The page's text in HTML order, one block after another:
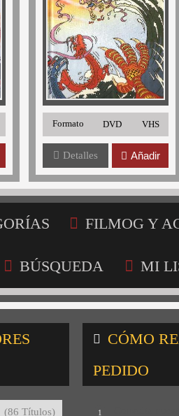
Formato DVD VHS
Detalles Añadir
FILMOG Y
BÚSQUEDA MI
(86 Títulos)
CÓMO
PEDIDO
1